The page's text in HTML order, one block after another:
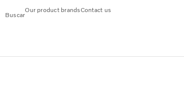
Buscar
Our product brandsContact us